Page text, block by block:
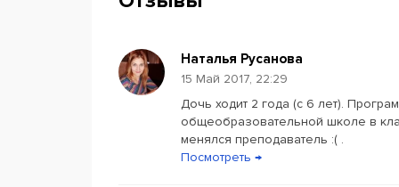
Наталья Русанова
15 Май 2017, 22:29
Дочь ходит 2 года (с 6 лет).
общеобразовательной школе в
менялся преподаватель :( .
Посмотреть →